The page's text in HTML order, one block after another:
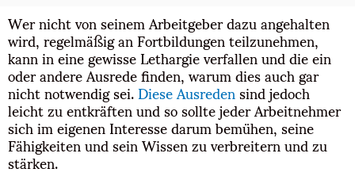
Wer nicht von seinem Arbeitgeber dazu angehalten
wird, regelmäßig an Fortbildungen teilzunehmen,
kann in eine gewisse Lethargie verfallen und die ein
oder andere Ausrede finden, warum dies auch gar
nicht notwendig sei.Diese Ausredensind jedoch
leicht zu entkräften und so sollte jeder Arbeitnehmer
sich im eigenen Interesse darum bemühen, seine
Fähigkeiten und sein Wissen zu verbreitern und zu
stärken.